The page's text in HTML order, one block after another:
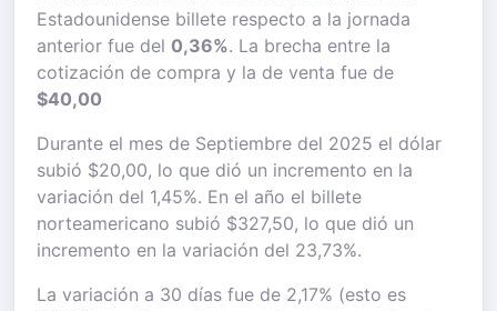
Estadounidense billete respecto a la jornada
anterior fue del 0,36%. La brecha entre la
cotización de compra y la de venta fue de
$40,00
Durante el mes de Septiembre del 2025 el dólar
subió $20,00, lo que dió un incremento en la
variación del 1,45%. En el año el billete
norteamericano subió $327,50, lo que dió un
incremento en la variación del 23,73%.
La variación a 30 días fue de 2,17% (esto es